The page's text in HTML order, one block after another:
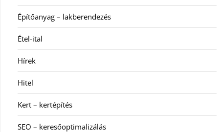
Építőanyag – lakberendezés
Étel-ital
Hírek
Hitel
Kert – kertépítés
SEO – keresőoptimalizálás